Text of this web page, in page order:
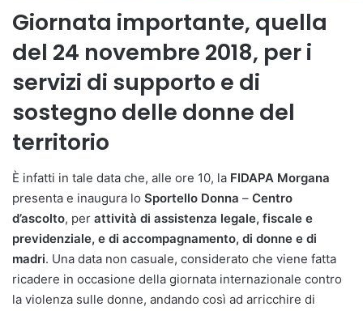
Giornata importante, quella
del 24 novembre 2018, per i
servizi di supporto e di
sostegno delle donne del
territorio
È infatti in tale data che, alle ore 10, la FIDAPA Morgana
presenta e inaugura lo Sportello Donna – Centro
d’ascolto, per attività di assistenza legale, fiscale e
previdenziale, e di accompagnamento, di donne e di
madri. Una data non casuale, considerato che viene fatta
ricadere in occasione della giornata internazionale contro
la violenza sulle donne, andando così ad arricchire di